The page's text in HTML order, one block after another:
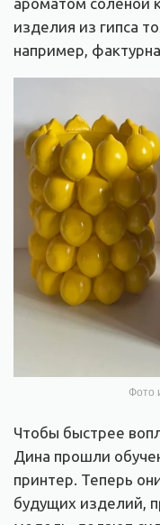
ароматом соленой
изделия из гипса
например,
Фото
Чтобы быстрее
Дина прошли
принтер. Теперь
будущих изделий,